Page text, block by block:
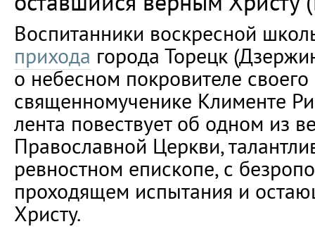
Воспитанники воскресной
прихода города Торецк
о небесном покровителе
священномученике Клименте
лента повествует об одном из
Православной Церкви,
ревностном епископе, с
проходящем испытания и
Христу.